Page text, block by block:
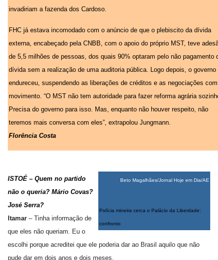
invadiriam a fazenda dos Cardoso.
FHC já estava incomodado com o anúncio de que o plebiscito da dívida
externa, encabeçado pela CNBB, com o apoio do próprio MST, teve
de 5,5 milhões de pessoas, dos quais 90% optaram pelo não pagamento
dívida sem a realização de uma auditoria pública. Logo depois, o governo
endureceu, suspendendo as liberações de créditos e as negociações
movimento. “O MST não tem autoridade para fazer reforma agrária
Precisa do governo para isso. Mas, enquanto não houver respeito, não
teremos mais conversa com eles”, extrapolou Jungmann.
Florência Costa
Beto Magalhães/Jornal Hoje em Dia/AE
Polícia mineira cerca o Palácio da Liberdade:
confronto
ISTOÉ – Quem no partido
não o queria? Mário Covas?
José Serra?
Itamar – Tinha informação de
que eles não queriam. Eu o
escolhi porque acreditei que ele poderia dar ao Brasil aquilo que não
pude dar em dois anos e dois meses.